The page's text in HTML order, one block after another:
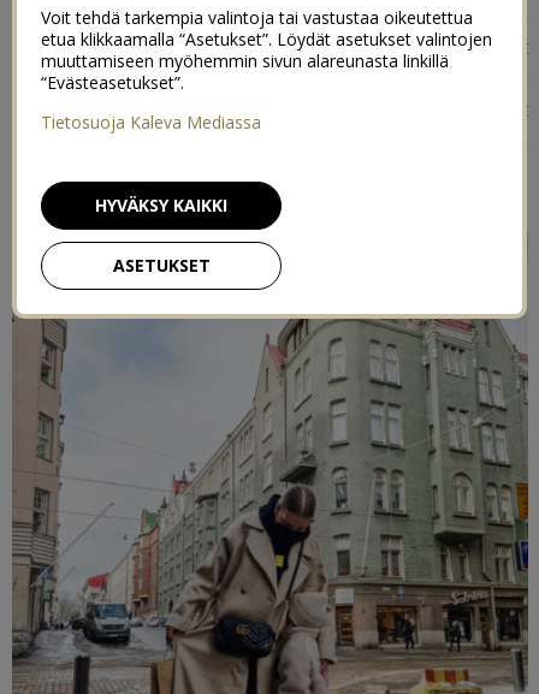
turhaan jännitti. Jakso oli just sellainen kuin meidän
kokemuskin, positiivinen ja mahtava kokemus ja hyvät
fiilikset! Jakson myötä oon saanut roppakaupalla ihan
mieletöntä palautetta teiltä ihanilta, ja se on tuntunut
ihan älyttömän hyvältä. Miten ihania ihmisiä siellä
Voit tehdä tarkempia valintoja tai vastustaa oikeutettua
etua klikkaamalla “Asetukset”. Löydät asetukset valintojen
muuttamiseen myöhemmin sivun alareunasta linkillä
“Evästeasetukset”.
Tietosuoja Kaleva Mediassa
ASETUKSET
HYVÄKSY KAIKKI